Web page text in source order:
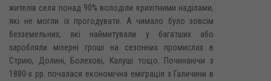
жителів села понад 90% володіли крихітними наділами,
які не могли їх прогодувати. А чимало було зовсім
безземельних, які наймитували у багатших або
заробляли мізерні гроші на сезонних промислах в
Стрию, Долині, Болехові, Калуші тощо. Починаючи з
1880-х рр. почалася економічна еміграція з Галичини в